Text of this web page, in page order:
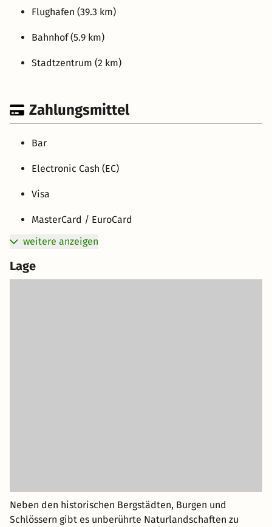
Flughafen (39.3 km)
Bahnhof (5.9 km)
Stadtzentrum (2 km)
Zahlungsmittel
Bar
Electronic Cash (EC)
Visa
MasterCard / EuroCard
weitere anzeigen
Lage
Neben den historischen Bergstädten, Burgen und
Schlössern gibt es unberührte Naturlandschaften zu